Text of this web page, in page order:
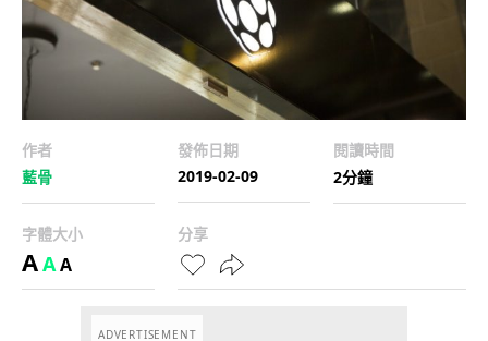
作者
藍骨
發佈日期
2019-02-09
閱讀時間
2分鐘
字體大小
AAA
分享
ADVERTISEMENT